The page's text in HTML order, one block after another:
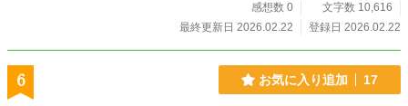
感想数 0
文字数 10,616
最終更新日 2026.02.22
登録日 2026.02.22
6 お気に入り追加 17